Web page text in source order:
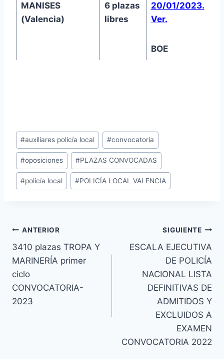
MANISES
(Valencia)
6 plazas
libres
20/01/2023.
Ver.
BOE
Etiquetas
de
la
entrada:
#auxiliares policía local #convocatoria
#oposiciones #PLAZAS CONVOCADAS
#policía local #POLICÍA LOCAL VALENCIA
Navegación
de
entradas
ANTERIOR
3410 plazas TROPA Y
MARINERÍA primer
ciclo
CONVOCATORIA-
2023
SIGUIENTE
ESCALA EJECUTIVA
DE POLICÍA
NACIONAL LISTA
DEFINITIVAS DE
ADMITIDOS Y
EXCLUIDOS A
EXAMEN
CONVOCATORIA 2022